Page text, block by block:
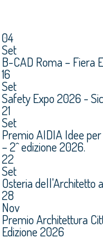
04
Set
B-CAD Roma – Fiera
16
Set
Safety Expo 2026 -
21
Set
Premio AIDIA Idee
– 2^ edizione 2026.
22
Set
Osteria dell'Architetto
28
Nov
Premio Architettura
Edizione 2026